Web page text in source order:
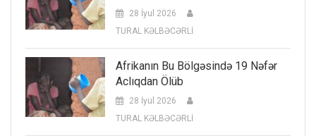
28 İyul 2026
TURAL KƏLBƏCƏRLİ
Afrikanın Bu Bölgəsində 19 Nəfər
Aclıqdan Ölüb
28 İyul 2026
TURAL KƏLBƏCƏRLİ